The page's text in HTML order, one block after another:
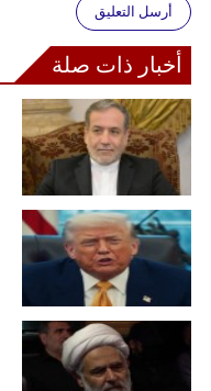
أرسل التعليق
أخبار ذات صلة